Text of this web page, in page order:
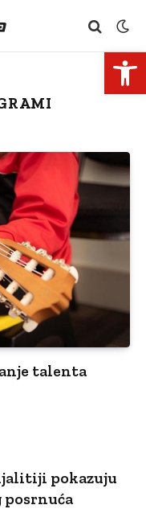
talenta
pokazuju
posrnuća